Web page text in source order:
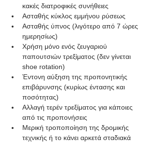
κακές διατροφικές συνήθειες
Ασταθής κύκλος εμμήνου ρύσεως
Ασταθής ύπνος (λιγότερο από 7 ώρες
ημερησίως)
Χρήση μόνο ενός ζευγαριού
παπουτσιών τρεξίματος (δεν γίνεται
shoe rotation)
Έντονη αύξηση της προπονητικής
επιβάρυνσης (κυρίως έντασης και
ποσότητας)
Αλλαγή τερέν τρεξίματος για κάποιες
από τις προπονήσεις
Μερική τροποποίηση της δρομικής
τεχνικής ή το κάνει αρκετά σταδιακά